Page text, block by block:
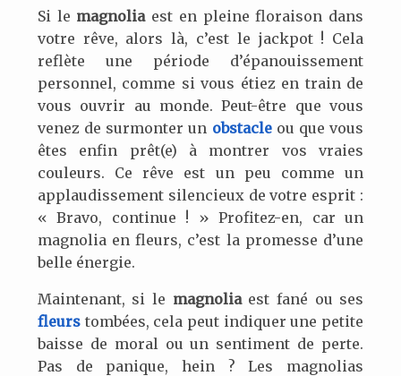
Si le magnoliaest en pleine floraison dans
votre rêve, alors là, c’est le jackpot ! Cela
reflète une période d’épanouissement
personnel, comme si vous étiez en train de
vous ouvrir au monde. Peut-être que vous
venez de surmonter un obstacleou que vous
êtes enfin prêt(e) à montrer vos vraies
couleurs. Ce rêve est un peu comme un
applaudissement silencieux de votre esprit :
« Bravo, continue ! » Profitez-en, car un
magnolia en fleurs, c’est la promesse d’une
belle énergie.
Maintenant, si le magnoliaest fané ou ses
fleurstombées, cela peut indiquer une petite
baisse de moral ou un sentiment de perte.
Pas de panique, hein ? Les magnolias